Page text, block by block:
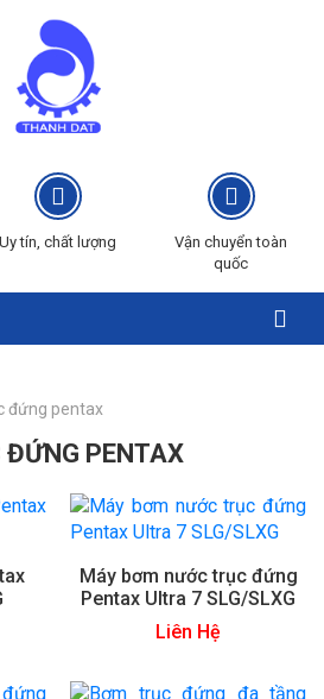
Uy tín, chất lượng
Vận chuyển toàn
quốc
đứng pentax
ĐỨNG PENTAX
Máy bơm nước trục đứng
Pentax Ultra 7 SLG/SLXG
Liên Hệ